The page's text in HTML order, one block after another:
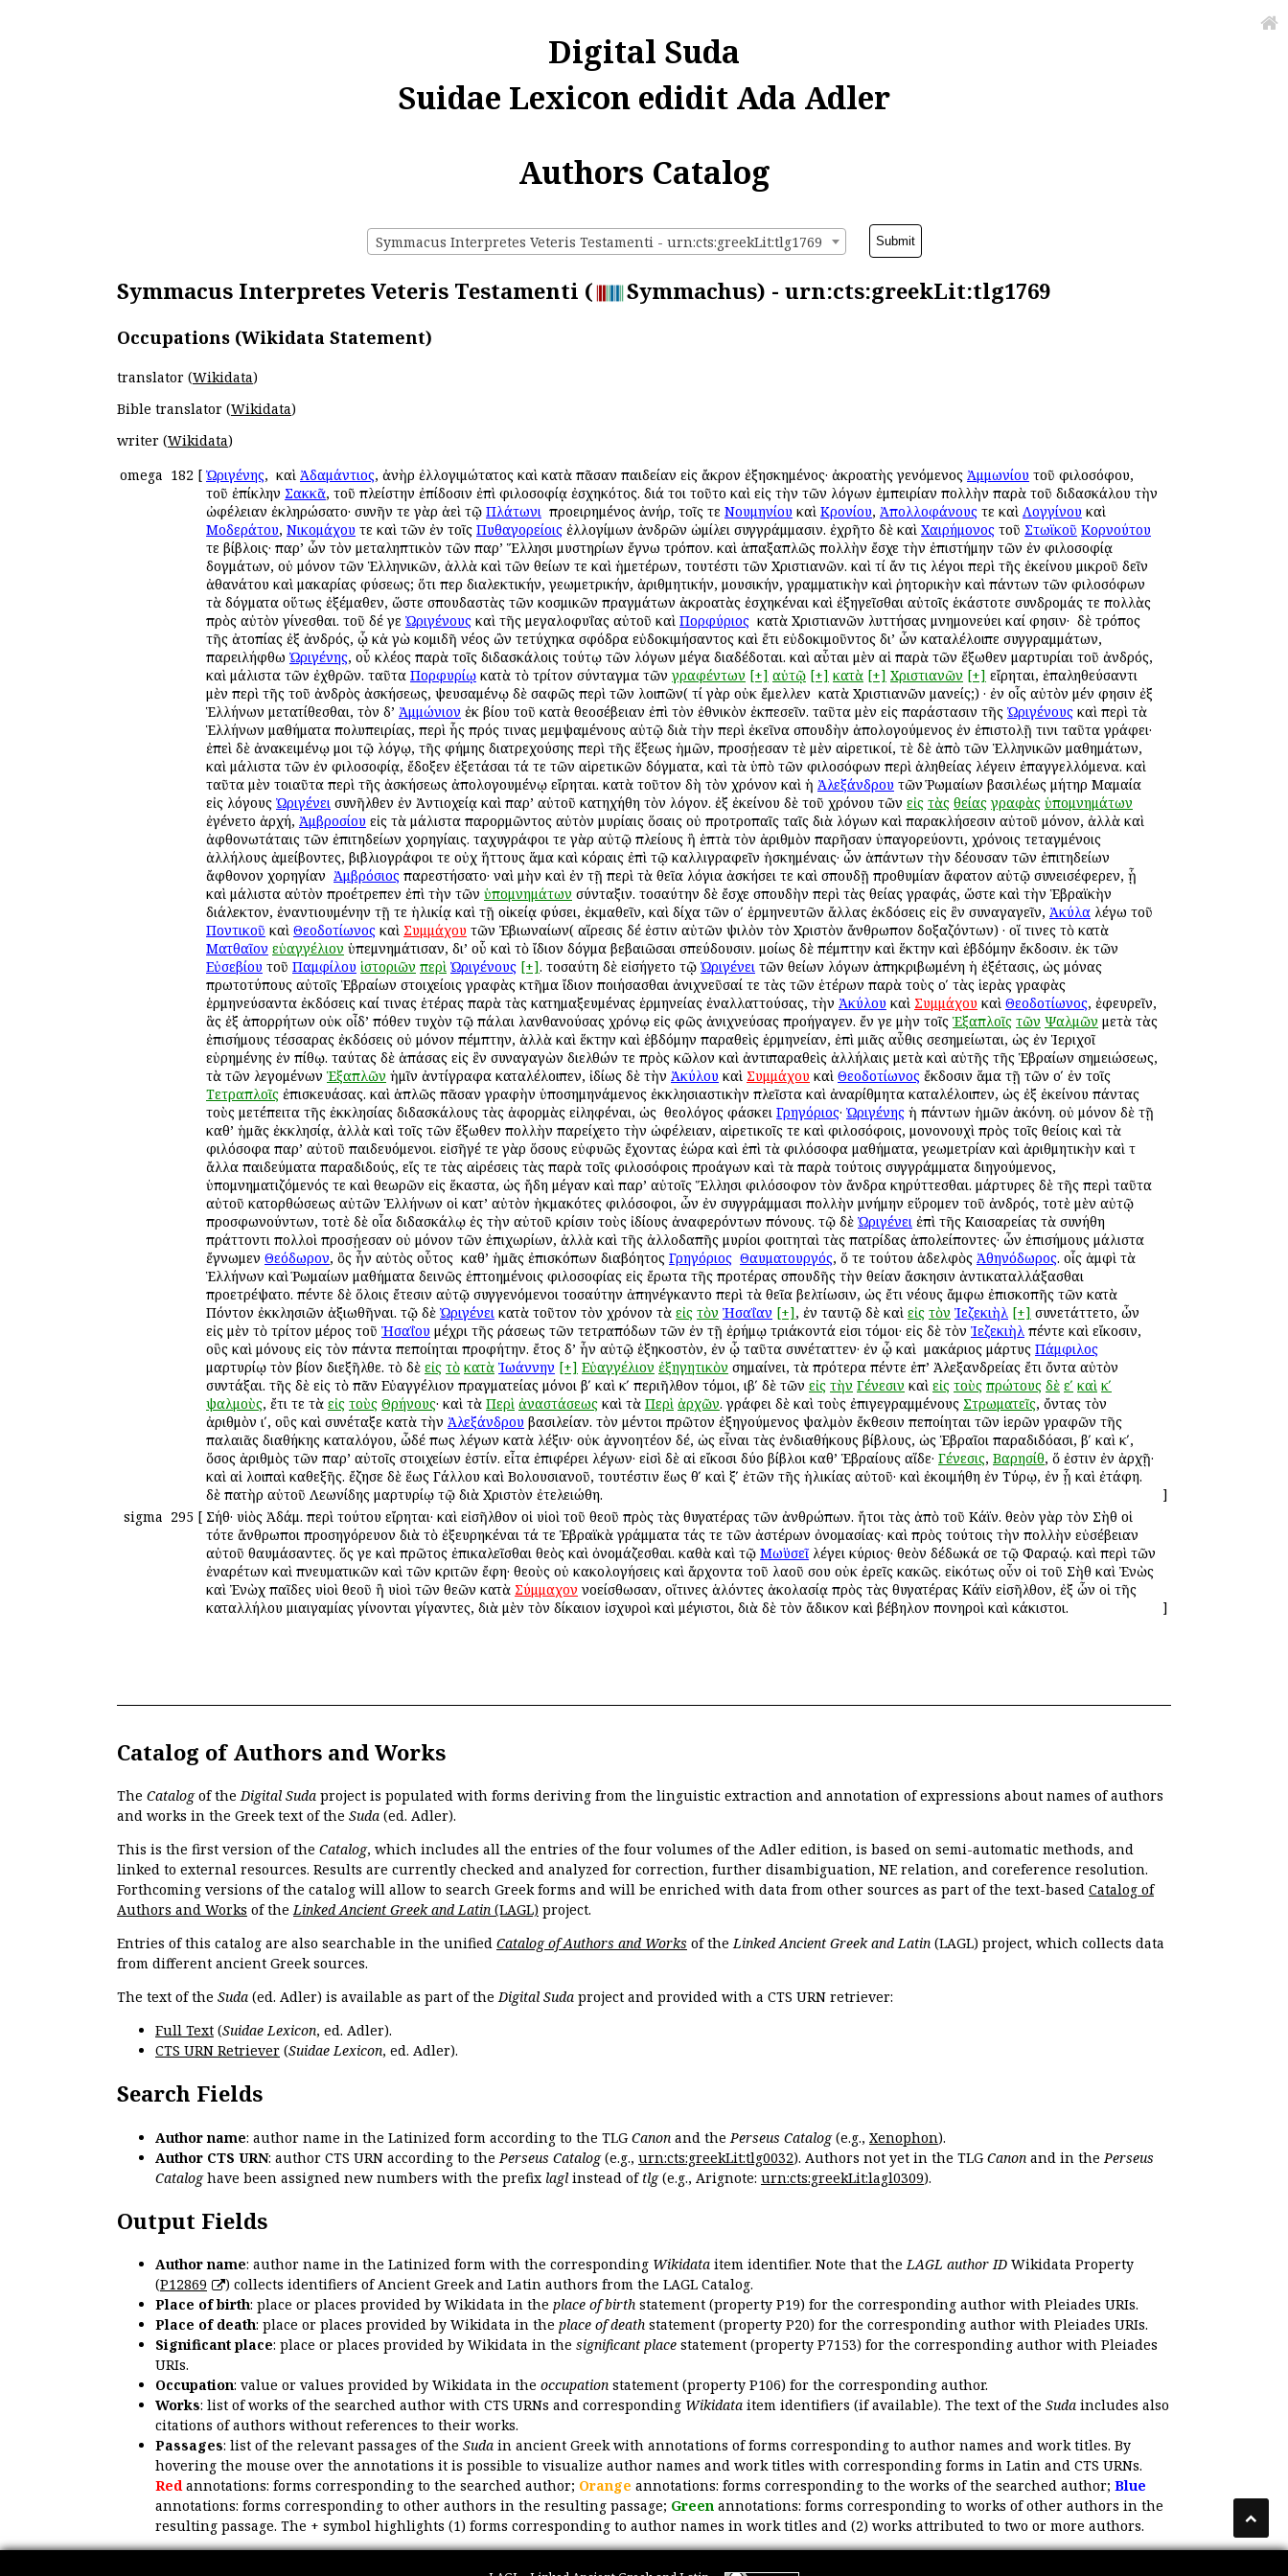
Digital Suda
Suidae Lexicon edidit Ada Adler
Authors Catalog
Symmacus Interpretes Veteris Testamenti - urn:cts:greekLit:tlg1769
Symmacus Interpretes Veteris Testamenti ( Symmachus) - urn:cts:greekLit:tlg1769
Occupations (Wikidata Statement)
translator (Wikidata)
Bible translator (Wikidata)
writer (Wikidata)
omega 182 [ Ὠριγένης, ὁ καὶ Ἀδαμάντιος, ἀνὴρ ἐλλογιμώτατος καὶ κατὰ πᾶσαν παιδείαν εἰς ἄκρον ἐξησκημένος· ἀκροατὴς γενόμενος Ἀμμωνίου τοῦ φιλοσόφου,
τοῦ ἐπίκλην Σακκᾶ, τοῦ πλείστην ἐπίδοσιν ἐπὶ φιλοσοφίᾳ ἐσχηκότος. διά τοι τοῦτο καὶ εἰς τὴν τῶν λόγων ἐμπειρίαν πολλὴν παρὰ τοῦ διδασκάλου τὴν
ὠφέλειαν ἐκληρώσατο· συνῆν τε γὰρ ἀεὶ τῷ Πλάτωνι ὁ προειρημένος ἀνήρ, τοῖς τε Νουμηνίου καὶ Κρονίου, Ἀπολλοφάνους τε καὶ Λογγίνου καὶ
Μοδεράτου, Νικομάχου τε καὶ τῶν ἐν τοῖς Πυθαγορείοις ἐλλογίμων ἀνδρῶν ὡμίλει συγγράμμασιν. ἐχρῆτο δὲ καὶ Χαιρήμονος τοῦ Στωϊκοῦ Κορνούτου
τε βίβλοις· παρ’ ὧν τὸν μεταληπτικὸν τῶν παρ’ Ἕλλησι μυστηρίων ἔγνω τρόπον. καὶ ἁπαξαπλῶς πολλὴν ἔσχε τὴν ἐπιστήμην τῶν ἐν φιλοσοφίᾳ
δογμάτων, οὐ μόνον τῶν Ἑλληνικῶν, ἀλλὰ καὶ τῶν θείων τε καὶ ἡμετέρων, τουτέστι τῶν Χριστιανῶν. καὶ τί ἄν τις λέγοι περὶ τῆς ἐκείνου μικροῦ δεῖν
ἀθανάτου καὶ μακαρίας φύσεως; ὅτι περ διαλεκτικήν, γεωμετρικήν, ἀριθμητικήν, μουσικήν, γραμματικὴν καὶ ῥητορικὴν καὶ πάντων τῶν φιλοσόφων
τὰ δόγματα οὕτως ἐξέμαθεν, ὥστε σπουδαστὰς τῶν κοσμικῶν πραγμάτων ἀκροατὰς ἐσχηκέναι καὶ ἐξηγεῖσθαι αὐτοῖς ἑκάστοτε συνδρομάς τε πολλὰς
πρὸς αὐτὸν γίνεσθαι. τοῦ δέ γε Ὠριγένους καὶ τῆς μεγαλοφυΐας αὐτοῦ καὶ Πορφύριος ὁ κατὰ Χριστιανῶν λυττήσας μνημονεύει καί φησιν· ὁ δὲ τρόπος
τῆς ἀτοπίας ἐξ ἀνδρός, ᾧ κἀ γὼ κομιδῆ νέος ὢν τετύχηκα σφόδρα εὐδοκιμήσαντος καὶ ἔτι εὐδοκιμοῦντος δι’ ὧν καταλέλοιπε συγγραμμάτων,
παρειλήφθω Ὠριγένης, οὗ κλέος παρὰ τοῖς διδασκάλοις τούτῳ τῶν λόγων μέγα διαδέδοται. καὶ αὗται μὲν αἱ παρὰ τῶν ἔξωθεν μαρτυρίαι τοῦ ἀνδρός,
καὶ μάλιστα τῶν ἐχθρῶν. ταῦτα Πορφυρίῳ κατὰ τὸ τρίτον σύνταγμα τῶνγραφέντων [+] αὐτῷ [+] κατὰ [+] Χριστιανῶν [+] εἴρηται, ἐπαληθεύσαντι
μὲν περὶ τῆς τοῦ ἀνδρὸς ἀσκήσεως, ψευσαμένῳ δὲ σαφῶς περὶ τῶν λοιπῶν( τί γὰρ οὐκ ἔμελλεν ὁ κατὰ Χριστιανῶν μανείς;) · ἐν οἷς αὐτὸν μέν φησιν ἐξ
Ἑλλήνων μετατίθεσθαι, τὸν δ’ Ἀμμώνιον ἐκ βίου τοῦ κατὰ θεοσέβειαν ἐπὶ τὸν ἐθνικὸν ἐκπεσεῖν. ταῦτα μὲν εἰς παράστασιν τῆς Ὠριγένους καὶ περὶ τὰ
Ἑλλήνων μαθήματα πολυπειρίας, περὶ ἧς πρός τινας μεμψαμένους αὐτῷ διὰ τὴν περὶ ἐκεῖνα σπουδὴν ἀπολογούμενος ἐν ἐπιστολῇ τινι ταῦτα γράφει·
ἐπεὶ δὲ ἀνακειμένῳ μοι τῷ λόγῳ, τῆς φήμης διατρεχούσης περὶ τῆς ἕξεως ἡμῶν, προσῄεσαν ὁτὲ μὲν αἱρετικοί, ὁτὲ δὲ ἀπὸ τῶν Ἑλληνικῶν μαθημάτων,
καὶ μάλιστα τῶν ἐν φιλοσοφίᾳ, ἔδοξεν ἐξετάσαι τά τε τῶν αἱρετικῶν δόγματα, καὶ τὰ ὑπὸ τῶν φιλοσόφων περὶ ἀληθείας λέγειν ἐπαγγελλόμενα. καὶ
ταῦτα μὲν τοιαῦτα περὶ τῆς ἀσκήσεως ἀπολογουμένῳ εἴρηται. κατὰ τοῦτον δὴ τὸν χρόνον καὶ ἡ Ἀλεξάνδρου τῶν Ῥωμαίων βασιλέως μήτηρ Μαμαία
εἰς λόγους Ὠριγένει συνῆλθεν ἐν Ἀντιοχείᾳ καὶ παρ’ αὐτοῦ κατηχήθη τὸν λόγον. ἐξ ἐκείνου δὲ τοῦ χρόνου τῶν εἰς τὰς θείας γραφὰς ὑπομνημάτων
ἐγένετο ἀρχή, Ἀμβροσίου εἰς τὰ μάλιστα παρορμῶντος αὐτὸν μυρίαις ὅσαις οὐ προτροπαῖς ταῖς διὰ λόγων καὶ παρακλήσεσιν αὐτοῦ μόνον, ἀλλὰ καὶ
ἀφθονωτάταις τῶν ἐπιτηδείων χορηγίαις. ταχυγράφοι τε γὰρ αὐτῷ πλείους ἢ ἑπτὰ τὸν ἀριθμὸν παρῆσαν ὑπαγορεύοντι, χρόνοις τεταγμένοις
ἀλλήλους ἀμείβοντες, βιβλιογράφοι τε οὐχ ἥττους ἅμα καὶ κόραις ἐπὶ τῷ καλλιγραφεῖν ἠσκημέναις· ὧν ἁπάντων τὴν δέουσαν τῶν ἐπιτηδείων
ἄφθονον χορηγίαν ὁ Ἀμβρόσιος παρεστήσατο· ναὶ μὴν καὶ ἐν τῇ περὶ τὰ θεῖα λόγια ἀσκήσει τε καὶ σπουδῇ προθυμίαν ἄφατον αὐτῷ συνεισέφερεν, ᾗ
καὶ μάλιστα αὐτὸν προέτρεπεν ἐπὶ τὴν τῶν ὑπομνημάτων σύνταξιν. τοσαύτην δὲ ἔσχε σπουδὴν περὶ τὰς θείας γραφάς, ὥστε καὶ τὴν Ἑβραϊκὴν
διάλεκτον, ἐναντιουμένην τῇ τε ἡλικίᾳ καὶ τῇ οἰκείᾳ φύσει, ἐκμαθεῖν, καὶ δίχα τῶν οʹ ἑρμηνευτῶν ἄλλας ἐκδόσεις εἰς ἓν συναγαγεῖν, Ἀκύλα λέγω τοῦ
Ποντικοῦ καὶ Θεοδοτίωνος καὶ Συμμάχου τῶν Ἐβιωναίων( αἵρεσις δέ ἐστιν αὐτῶν ψιλὸν τὸν Χριστὸν ἄνθρωπον δοξαζόντων) · οἵ τινες τὸ κατὰ
Ματθαῖον εὐαγγέλιον ὑπεμνημάτισαν, δι’ οὗ καὶ τὸ ἴδιον δόγμα βεβαιῶσαι σπεύδουσιν. ὁμοίως δὲ πέμπτην καὶ ἕκτην καὶ ἑβδόμην ἔκδοσιν. ἐκ τῶν
Εὐσεβίου τοῦ Παμφίλου ἱστοριῶν περὶ Ὠριγένους [+]. τοσαύτη δὲ εἰσήγετο τῷ Ὠριγένει τῶν θείων λόγων ἀπηκριβωμένη ἡ ἐξέτασις, ὡς μόνας
πρωτοτύπους αὐτοῖς Ἑβραίων στοιχείοις γραφὰς κτῆμα ἴδιον ποιήσασθαι ἀνιχνεῦσαί τε τὰς τῶν ἑτέρων παρὰ τοὺς οʹ τὰς ἱερὰς γραφὰς
ἑρμηνεύσαντα ἐκδόσεις καί τινας ἑτέρας παρὰ τὰς κατημαξευμένας ἑρμηνείας ἐναλλαττούσας, τὴν Ἀκύλου καὶ Συμμάχου καὶ Θεοδοτίωνος, ἐφευρεῖν,
ἃς ἐξ ἀπορρήτων οὐκ οἶδ’ ὁπόθεν τυχὸν τῷ πάλαι λανθανούσας χρόνῳ εἰς φῶς ἀνιχνεύσας προήγαγεν. ἔν γε μὴν τοῖς Ἑξαπλοῖς τῶν Ψαλμῶν μετὰ τὰς
ἐπισήμους τέσσαρας ἐκδόσεις οὐ μόνον πέμπτην, ἀλλὰ καὶ ἕκτην καὶ ἑβδόμην παραθεὶς ἑρμηνείαν, ἐπὶ μιᾶς αὖθις σεσημείωται, ὡς ἐν Ἱεριχοῖ
εὑρημένης ἐν πίθῳ. ταύτας δὲ ἁπάσας εἰς ἓν συναγαγὼν διελθών τε πρὸς κῶλον καὶ ἀντιπαραθεὶς ἀλλήλαις μετὰ καὶ αὐτῆς τῆς Ἑβραίων σημειώσεως,
τὰ τῶν λεγομένων Ἑξαπλῶν ἡμῖν ἀντίγραφα καταλέλοιπεν, ἰδίως δὲ τὴν Ἀκύλου καὶ Συμμάχου καὶ Θεοδοτίωνος ἔκδοσιν ἅμα τῇ τῶν οʹ ἐν τοῖς
Τετραπλοῖς ἐπισκευάσας. καὶ ἁπλῶς πᾶσαν γραφὴν ὑποσημηνάμενος ἐκκλησιαστικὴν πλεῖστα καὶ ἀναρίθμητα καταλέλοιπεν, ὡς ἐξ ἐκείνου πάντας
τοὺς μετέπειτα τῆς ἐκκλησίας διδασκάλους τὰς ἀφορμὰς εἰληφέναι, ὡς ὁ θεολόγος φάσκει Γρηγόριος· Ὠριγένης ἡ πάντων ἡμῶν ἀκόνη. οὐ μόνον δὲ τῇ
καθ’ ἡμᾶς ἐκκλησίᾳ, ἀλλὰ καὶ τοῖς τῶν ἔξωθεν πολλὴν παρείχετο τὴν ὠφέλειαν, αἱρετικοῖς τε καὶ φιλοσόφοις, μονονουχὶ πρὸς τοῖς θείοις καὶ τὰ
φιλόσοφα παρ’ αὐτοῦ παιδευόμενοι. εἰσῆγέ τε γὰρ ὅσους εὐφυῶς ἔχοντας ἑώρα καὶ ἐπὶ τὰ φιλόσοφα μαθήματα, γεωμετρίαν καὶ ἀριθμητικὴν καὶ τ
ἄλλα παιδεύματα παραδιδούς, εἴς τε τὰς αἱρέσεις τὰς παρὰ τοῖς φιλοσόφοις προάγων καὶ τὰ παρὰ τούτοις συγγράμματα διηγούμενος,
ὑπομνηματιζόμενός τε καὶ θεωρῶν εἰς ἕκαστα, ὡς ἤδη μέγαν καὶ παρ’ αὐτοῖς Ἕλλησι φιλόσοφον τὸν ἄνδρα κηρύττεσθαι. μάρτυρες δὲ τῆς περὶ ταῦτα
αὐτοῦ κατορθώσεως αὐτῶν Ἑλλήνων οἱ κατ’ αὐτὸν ἠκμακότες φιλόσοφοι, ὧν ἐν συγγράμμασι πολλὴν μνήμην εὕρομεν τοῦ ἀνδρός, τοτὲ μὲν αὐτῷ
προσφωνούντων, τοτὲ δὲ οἷα διδασκάλῳ ἐς τὴν αὐτοῦ κρίσιν τοὺς ἰδίους ἀναφερόντων πόνους. τῷ δὲ Ὠριγένει ἐπὶ τῆς Καισαρείας τὰ συνήθη
πράττοντι πολλοὶ προσῄεσαν οὐ μόνον τῶν ἐπιχωρίων, ἀλλὰ καὶ τῆς ἀλλοδαπῆς μυρίοι φοιτηταὶ τὰς πατρίδας ἀπολείποντες· ὧν ἐπισήμους μάλιστα
ἔγνωμεν Θεόδωρον, ὃς ἦν αὐτὸς οὗτος ὁ καθ’ ἡμᾶς ἐπισκόπων διαβόητος Γρηγόριος Θαυματουργός, ὅ τε τούτου ἀδελφὸς Ἀθηνόδωρος. οἷς ἀμφὶ τὰ
Ἑλλήνων καὶ Ῥωμαίων μαθήματα δεινῶς ἐπτοημένοις φιλοσοφίας εἰς ἔρωτα τῆς προτέρας σπουδῆς τὴν θείαν ἄσκησιν ἀντικαταλλάξασθαι
προετρέψατο. πέντε δὲ ὅλοις ἔτεσιν αὐτῷ συγγενόμενοι τοσαύτην ἀπηνέγκαντο περὶ τὰ θεῖα βελτίωσιν, ὡς ἔτι νέους ἄμφω ἐπισκοπῆς τῶν κατὰ
Πόντον ἐκκλησιῶν ἀξιωθῆναι. τῷ δὲ Ὠριγένει κατὰ τοῦτον τὸν χρόνον τὰ εἰς τὸν Ἠσαΐαν [+], ἐν ταυτῷ δὲ καὶ εἰς τὸν Ἰεζεκιὴλ [+] συνετάττετο, ὧν
εἰς μὲν τὸ τρίτον μέρος τοῦ Ἠσαΐου μέχρι τῆς ὁράσεως τῶν τετραπόδων τῶν ἐν τῇ ἐρήμῳ τριάκοντά εἰσι τόμοι· εἰς δὲ τὸν Ἰεζεκιὴλ πέντε καὶ εἴκοσιν,
οὓς καὶ μόνους εἰς τὸν πάντα πεποίηται προφήτην. ἔτος δ’ ἦν αὐτῷ ἑξηκοστὸν, ἐν ᾧ ταῦτα συνέταττεν· ἐν ᾧ καὶ ὁ μακάριος μάρτυς Πάμφιλος
μαρτυρίῳ τὸν βίον διεξῆλθε. τὸ δὲ εἰς τὸ κατὰ Ἰωάννην [+] Εὐαγγέλιον ἐξηγητικὸν σημαίνει, τὰ πρότερα πέντε ἐπ’ Ἀλεξανδρείας ἔτι ὄντα αὐτὸν
συντάξαι. τῆς δὲ εἰς τὸ πᾶν Εὐαγγέλιον πραγματείας μόνοι βʹ καὶ κʹ περιῆλθον τόμοι, ιβʹ δὲ τῶν εἰς τὴν Γένεσιν καὶ εἰς τοὺς πρώτους δὲ εʹ καὶ κʹ
ψαλμοὺς, ἔτι τε τὰ εἰς τοὺς Θρήνους· καὶ τὰ Περὶ ἀναστάσεως καὶ τὰ Περὶ ἀρχῶν. γράφει δὲ καὶ τοὺς ἐπιγεγραμμένους Στρωματεῖς, ὄντας τὸν
ἀριθμὸν ιʹ, οὓς καὶ συνέταξε κατὰ τὴν Ἀλεξάνδρου βασιλείαν. τὸν μέντοι πρῶτον ἐξηγούμενος ψαλμὸν ἔκθεσιν πεποίηται τῶν ἱερῶν γραφῶν τῆς
παλαιᾶς διαθήκης καταλόγου, ὧδέ πως λέγων κατὰ λέξιν· οὐκ ἀγνοητέον δέ, ὡς εἶναι τὰς ἐνδιαθήκους βίβλους, ὡς Ἑβραῖοι παραδιδόασι, βʹ καὶ κʹ,
ὅσος ἀριθμὸς τῶν παρ’ αὐτοῖς στοιχείων ἐστίν. εἶτα ἐπιφέρει λέγων· εἰσὶ δὲ αἱ εἴκοσι δύο βίβλοι καθ’ Ἑβραίους αἵδε· Γένεσις, Βαρησίθ, ὅ ἐστιν ἐν ἀρχῇ·
καὶ αἱ λοιπαὶ καθεξῆς. ἔζησε δὲ ἕως Γάλλου καὶ Βολουσιανοῦ, τουτέστιν ἕως θʹ καὶ ξʹ ἐτῶν τῆς ἡλικίας αὐτοῦ· καὶ ἐκοιμήθη ἐν Τύρῳ, ἐν ᾗ καὶ ἐτάφη. ὁ
δὲ πατὴρ αὐτοῦ Λεωνίδης μαρτυρίῳ τῷ διὰ Χριστὸν ἐτελειώθη.
]
sigma 295 [ Σήθ· υἱὸς Ἀδάμ. περὶ τούτου εἴρηται· καὶ εἰσῆλθον οἱ υἱοὶ τοῦ θεοῦ πρὸς τὰς θυγατέρας τῶν ἀνθρώπων. ἤτοι τὰς ἀπὸ τοῦ Κάϊν. θεὸν γὰρ τὸν Σὴθ οἱ
τότε ἄνθρωποι προσηγόρευον διὰ τὸ ἐξευρηκέναι τά τε Ἑβραϊκὰ γράμματα τάς τε τῶν ἀστέρων ὀνομασίας· καὶ πρὸς τούτοις τὴν πολλὴν εὐσέβειαν
αὐτοῦ θαυμάσαντες. ὅς γε καὶ πρῶτος ἐπικαλεῖσθαι θεὸς καὶ ὀνομάζεσθαι. καθὰ καὶ τῷ Μωϋσεῖ λέγει κύριος· θεὸν δέδωκά σε τῷ Φαραῴ. καὶ περὶ τῶν
ἐναρέτων καὶ πνευματικῶν καὶ τῶν κριτῶν ἔφη· θεοὺς οὐ κακολογήσεις καὶ ἄρχοντα τοῦ λαοῦ σου οὐκ ἐρεῖς κακῶς. εἰκότως οὖν οἱ τοῦ Σὴθ καὶ Ἐνὼς
καὶ Ἐνὼχ παῖδες υἱοὶ θεοῦ ἢ υἱοὶ τῶν θεῶν κατὰ Σύμμαχον νοείσθωσαν, οἵτινες ἁλόντες ἀκολασίᾳ πρὸς τὰς θυγατέρας Κάϊν εἰσῆλθον, ἐξ ὧν οἱ τῆς
καταλλήλου μιαιγαμίας γίνονται γίγαντες, διὰ μὲν τὸν δίκαιον ἰσχυροὶ καὶ μέγιστοι, διὰ δὲ τὸν ἄδικον καὶ βέβηλον πονηροὶ καὶ κάκιστοι.
]
Catalog of Authors and Works
The Catalogof theDigital Suda project is populated with forms deriving from the linguistic extraction and annotation of expressions about names of authors
and works in the Greek text of the Suda (ed. Adler).
This is the first version of the Catalog, which includes all the entries of the four volumes of the Adler edition, is based on semi-automatic methods, and
linked to external resources. Results are currently checked and analyzed for correction, further disambiguation, NE relation, and coreference resolution.
Forthcoming versions of the catalog will allow to search Greek forms and will be enriched with data from other sources as part of the text-based Catalog of
Authors and Works of theLinked Ancient Greek and Latin (LAGL) project.
Entries of this catalog are also searchable in the unified Catalog of Authors and Works of theLinked Ancient Greek and Latin (LAGL) project, which collects data
from different ancient Greek sources.
The text of the Suda (ed. Adler) is available as part of theDigital Suda project and provided with a CTS URN retriever:
Full Text (Suidae Lexicon, ed. Adler).
CTS URN Retriever (Suidae Lexicon, ed. Adler).
Search Fields
Author name: author name in the Latinized form according to the TLG Canon and the Perseus Catalog(e.g., Xenophon).
Author CTS URN: author CTS URN according to the Perseus Catalog(e.g., urn:cts:greekLit:tlg0032). Authors not yet in the TLG Canon and in the Perseus
Cataloghave been assigned new numbers with the prefix lagl instead of tlg(e.g., Arignote: urn:cts:greekLit:lagl0309).
Output Fields
Author name: author name in the Latinized form with the corresponding Wikidata item identifier. Note that theLAGL author ID Wikidata Property
(P12869
) collects identifiers of Ancient Greek and Latin authors from the LAGL Catalog.
Place of birth: place or places provided by Wikidata in the place of birth statement (property P19) for the corresponding author with Pleiades URIs.
Place of death: place or places provided by Wikidata in the place of death statement (property P20) for the corresponding author with Pleiades URIs.
Significant place: place or places provided by Wikidata in the significant place statement (property P7153) for the corresponding author with Pleiades
URIs.
Occupation: value or values provided by Wikidata in the occupation statement (property P106) for the corresponding author.
Works: list of works of the searched author with CTS URNs and corresponding Wikidata item identifiers (if available). The text of the Suda includes also
citations of authors without references to their works.
Passages: list of the relevant passages of the Suda in ancient Greek with annotations of forms corresponding to author names and work titles. By
hovering the mouse over the annotations it is possible to visualize author names and work titles with corresponding forms in Latin and CTS URNs.
Redannotations: forms corresponding to the searched author; Orange annotations: forms corresponding to the works of the searched author; Blue
annotations: forms corresponding to other authors in the resulting passage; Green annotations: forms corresponding to works of other authors in the
resulting passage. The + symbol highlights (1) forms corresponding to author names in work titles and (2) works attributed to two or more authors.